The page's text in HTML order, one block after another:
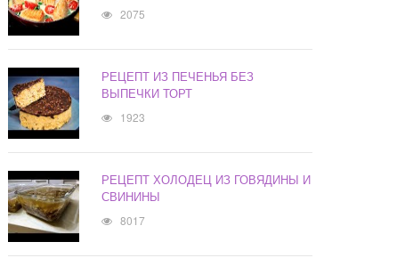
2075
РЕЦЕПТ ИЗ ПЕЧЕНЬЯ БЕЗ
ВЫПЕЧКИ ТОРТ
1923
РЕЦЕПТ ХОЛОДЕЦ ИЗ ГОВЯДИНЫ И
СВИНИНЫ
8017